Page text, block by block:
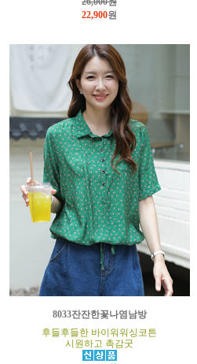
22,900원
8033잔잔한꽃나염남방
후들후들한 바이워워싱코튼
시원하고 촉감굿